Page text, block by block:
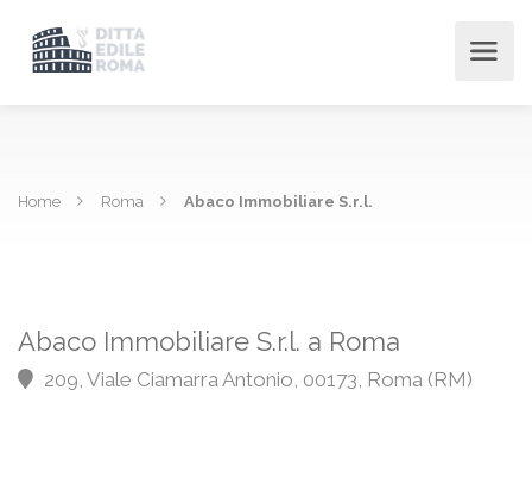
Home Roma Abaco Immobiliare S.r.l.
Abaco Immobiliare S.r.l. a Roma
209, Viale Ciamarra Antonio, 00173, Roma (RM)